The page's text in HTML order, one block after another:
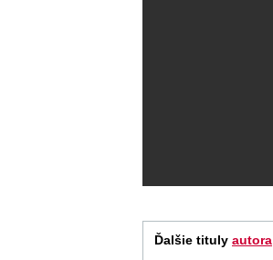
Ďalšie tituly autora